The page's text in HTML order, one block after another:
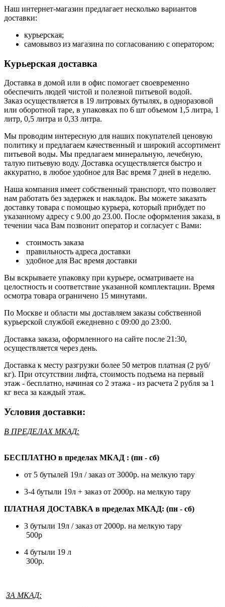
Наш интернет-магазин предлагает несколько вариантов
доставки:
курьерская;
самовывоз из магазина по согласованию с оператором;
Курьерская доставка
Доставка в домой или в офис помогает своевременно
обеспечить людей чистой и полезной питьевой водой.
Заказ осуществляется в 19 литровых бутылях, в одноразовой
или оборотной таре, в упаковках по 6 шт объемом 1,5 литра, 1
литр, 0,5 литра и 0,33 литра.
Мы проводим интересную для наших покупателей ценовую
политику и предлагаем качественный и широкий ассортимент
питьевой воды. Мы предлагаем минеральную, лечебную,
талую питьевую воду. Доставка осуществляется быстро и
аккуратно, в любое удобное для Вас время 7 дней в неделю.
Наша компания имеет собственный транспорт, что позволяет
нам работать без задержек и накладок. Вы можете заказать
доставку товара с помощью курьера, который прибудет по
указанному адресу с 9.00 до 23.00. После оформления заказа, в
течении часа Вам позвонит оператор и согласует с Вами:
стоимость заказа
правильность адреса доставки
удобное для Вас время доставки
Вы вскрываете упаковку при курьере, осматриваете на
целостность и соответствие указанной комплектации. Время
осмотра товара ограничено 15 минутами.
По Москве и области мы доставляем заказы собственной
курьерской службой ежедневно с 09:00 до 23:00.
Доставка заказа, оформленного на сайте после 21:30,
осуществляется через день.
Доставка к месту разгрузки более 50 метров платная (2 руб/
кг). При отсутствии лифта, стоимость подъема на первый
этаж - бесплатно, начиная со 2 этажа - из расчета 2 рубля за 1
кг веса за каждый этаж.
Условия доставки:
В ПРЕДЕЛАХ МКАД:
БЕСПЛАТНО в пределах МКАД : (пн - сб)
от 5 бутылей 19л / заказ от 3000р. на мелкую тару
3-4 бутыли 19л + заказ от 2000р. на мелкую тару
ПЛАТНАЯ ДОСТАВКА в пределах МКАД: (пн - сб)
3 бутыли 19л / заказ от 2000р. на мелкую тару
500р
4 бутыли 19 л
300р.
ЗА МКАД: